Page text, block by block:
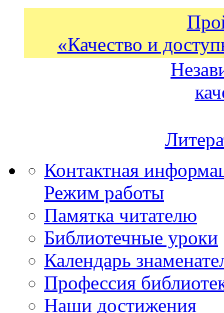
«Качество и
Контактная
Режим работы
Памятка читателю
Библиотечные уроки
Календарь
Профессия
Наши достижения